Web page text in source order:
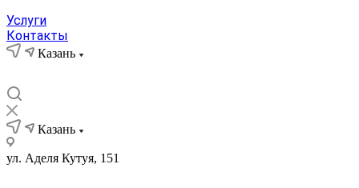
Услуги
Контакты
Казань
Казань
ул. Аделя Кутуя, 151